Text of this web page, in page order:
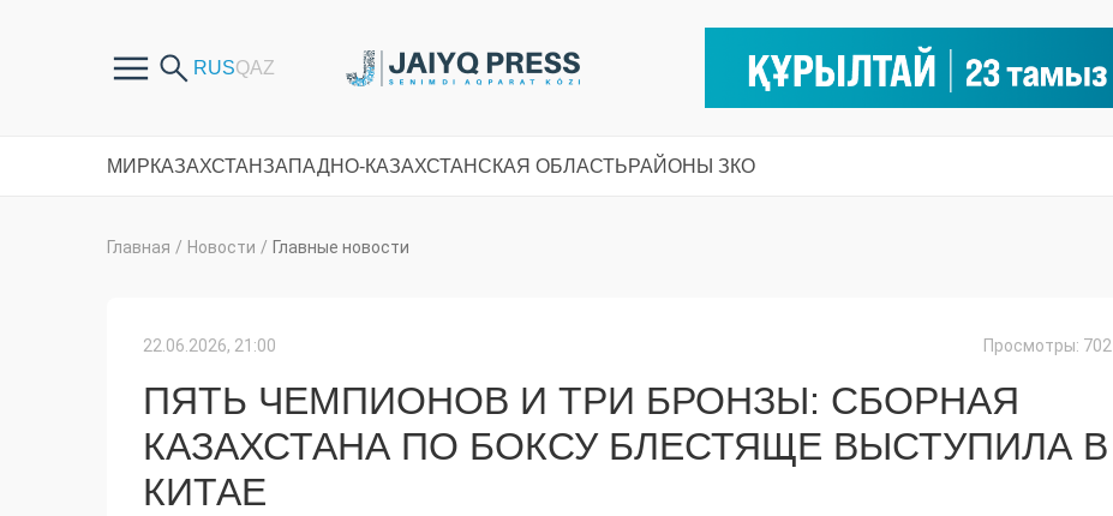
МИРКАЗАХСТАНЗАПАДНО-КАЗАХСТАНСКАЯ ОБЛАСТЬРАЙОНЫ ЗКО
Главная / Новости / Главные новости
22.06.2026, 21:00 Просмотры: 702
ПЯТЬ ЧЕМПИОНОВ И ТРИ БРОНЗЫ: СБОРНАЯ
КАЗАХСТАНА ПО БОКСУ БЛЕСТЯЩЕ ВЫСТУПИЛА В
КИТАЕ